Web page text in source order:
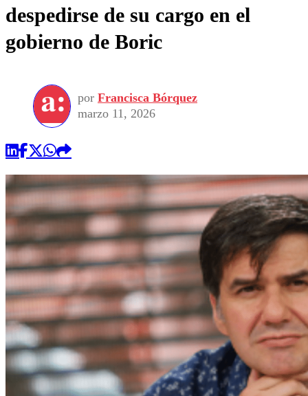
despedirse de su cargo en el
gobierno de Boric
por Francisca Bórquez
marzo 11, 2026